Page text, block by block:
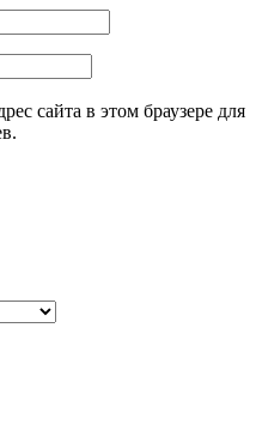
сайта в этом браузере для